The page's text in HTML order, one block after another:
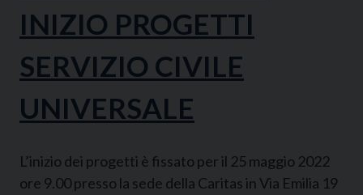
INIZIO PROGETTI
SERVIZIO CIVILE
UNIVERSALE
L’inizio dei progetti è fissato per il 25 maggio 2022
ore 9.00 presso la sede della Caritas in Via Emilia 19